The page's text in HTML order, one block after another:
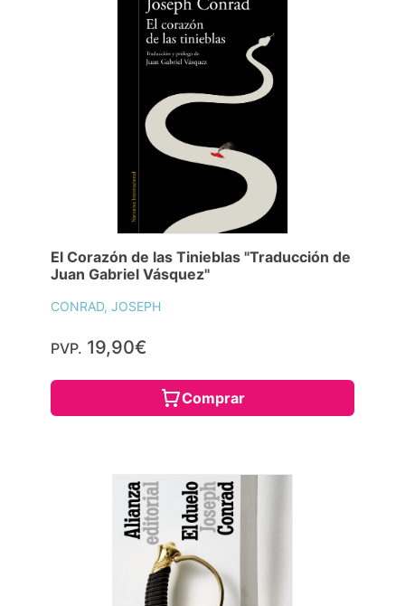
El Corazón de las Tinieblas "Traducción de
Juan Gabriel Vásquez"
CONRAD, JOSEPH
PVP. 19,90€
Comprar